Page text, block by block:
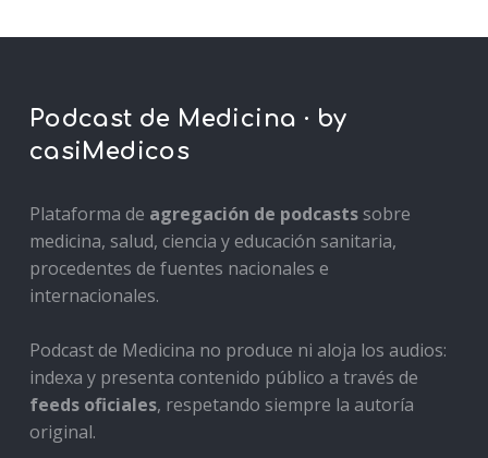
Podcast de Medicina · by
casiMedicos
Plataforma de agregación de podcastssobre
medicina, salud, ciencia y educación sanitaria,
procedentes de fuentes nacionales e
internacionales.
Podcast de Medicina no produce ni aloja los audios:
indexa y presenta contenido público a través de
feeds oficiales, respetando siempre la autoría
original.